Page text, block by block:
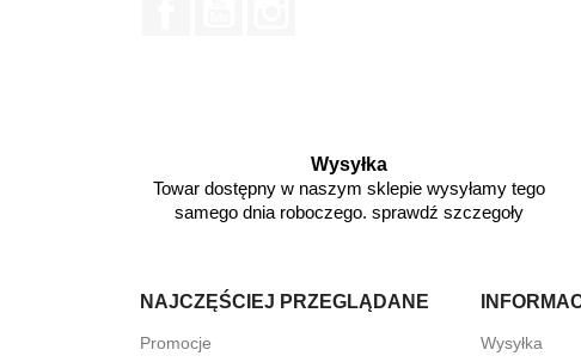
Wysyłka
Towar dostępny w naszym sklepie wysyłamy tego
samego dnia roboczego. sprawdź szczegoły
NAJCZĘŚCIEJ PRZEGLĄDANE
Promocje
Wysyłka